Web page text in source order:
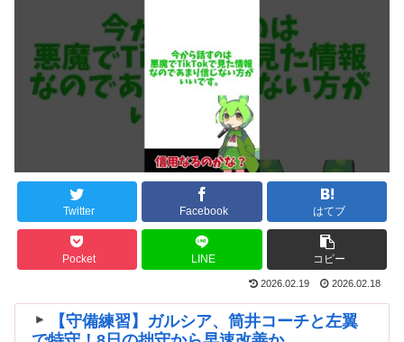
Twitter Facebook はてブ
Pocket LINE コピー
2026.02.19 2026.02.18
【守備練習】ガルシア、筒井コーチと左翼